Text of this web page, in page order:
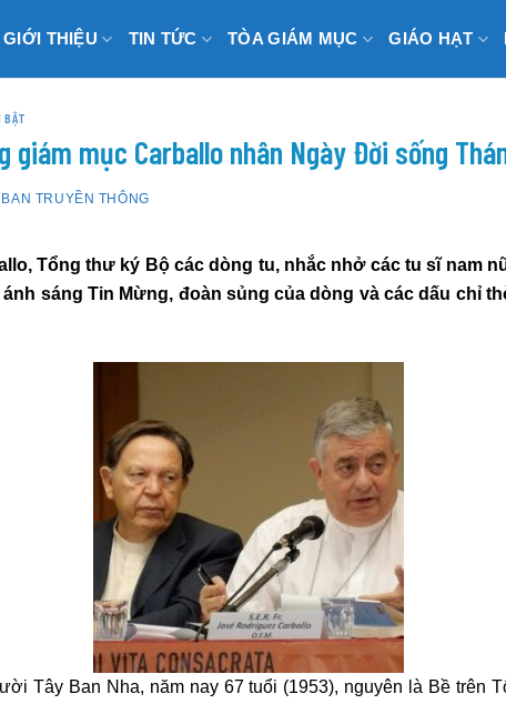
GIỚI THIỆU TIN TỨC TÒA GIÁM MỤC GIÁO HẠT
BẬT
giám mục Carballo nhân Ngày Đời sống
BAN TRUYỀN THÔNG
Tổng thư ký Bộ các dòng tu, nhắc nhở các tu sĩ nam
sáng Tin Mừng, đoàn sủng của dòng và các dấu chỉ
Tây Ban Nha, năm nay 67 tuổi (1953), nguyên là Bề trên